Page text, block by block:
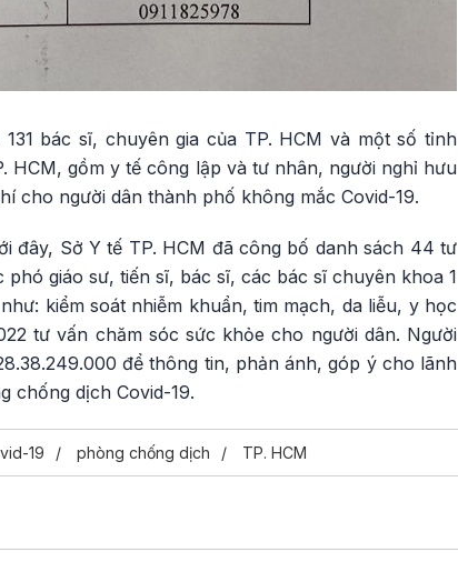
bác sĩ, chuyên gia của TP. HCM và một số tỉnh
HCM, gồm y tế công lập và tư nhân, người nghỉ hưu
cho người dân thành phố không mắc Covid-19.
đây, Sở Y tế TP. HCM đã công bố danh sách 44 tư
giáo sư, tiến sĩ, bác sĩ, các bác sĩ chuyên khoa 1
kiểm soát nhiễm khuẩn, tim mạch, da liễu, y học
tư vấn chăm sóc sức khỏe cho người dân. Người
để thông tin, phản ánh, góp ý cho lãnh
chống dịch Covid-19.
19 phòng chống dịch TP. HCM